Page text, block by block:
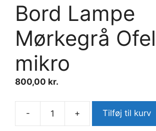
Bord Lampe
Mørkegrå
mikro
800,00 kr.
-
Bord
+ Tilføj til kurv